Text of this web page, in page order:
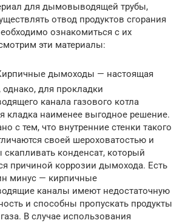
для дымовыводящей трубы,
отвод продуктов сгорания
ознакомиться с их
эти материалы:
дымоходы — настоящая
однако, для прокладки
канала газового котла
кладка наименее выгодное решение.
с тем, что внутренние стенки такого
своей шероховатостью и
конденсат, который
причиной коррозии дымохода. Есть
минус — кирпичные
каналы имеют недостаточную
и способны пропускать продукты
В случае использования